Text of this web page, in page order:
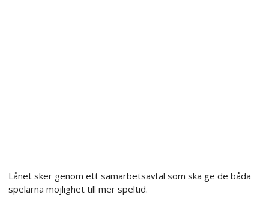
Lånet sker genom ett samarbetsavtal som ska ge de båda
spelarna möjlighet till mer speltid.